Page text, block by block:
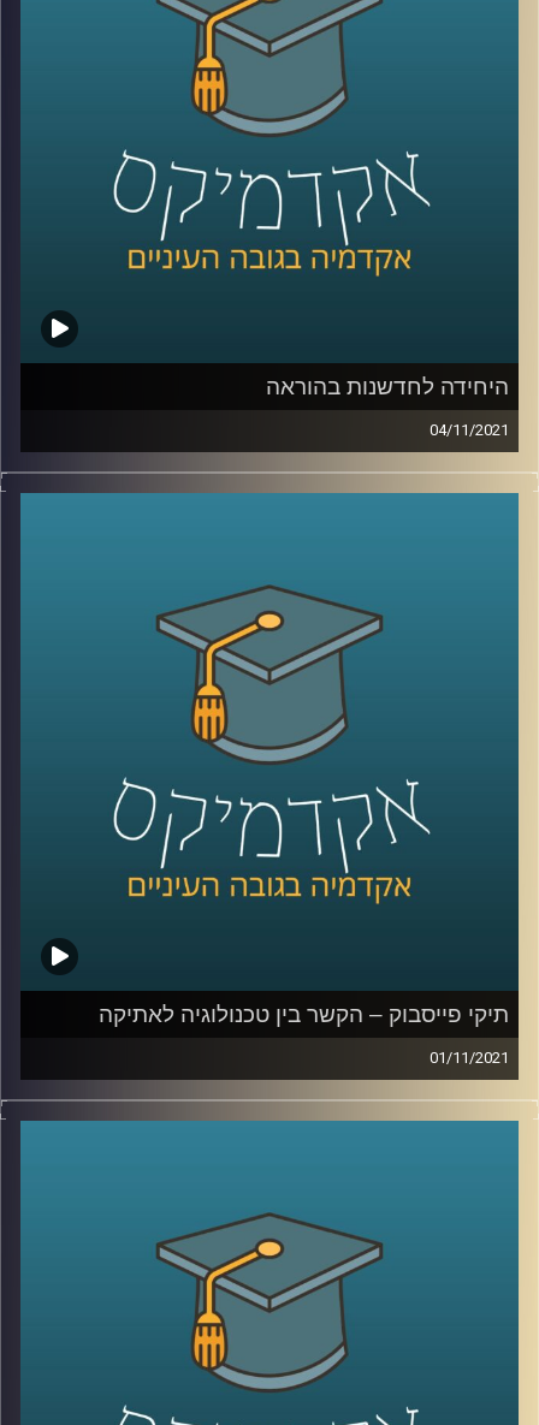
רייכמן מספר על ההשפעות של הקורונה על הלמידה, האם
הקורונה הובילה לשינוי חיובי או שלילי באקדמיה ומה
מהשינויים שנעשו כהתאמות למצאת אך "כאן כדי להישאר".
לשיחה על היחידה לחדשנות בהוראה – לחצו כאן
לשיחה על למידת העתיד – לחצו כאן
היחידה לחדשנות בהוראה
04/11/2021
בשנים האחרונות, עם כניסת הטכנולוגיה לחיינו, חלו שינויים
משמעותיים בכל תחומי החיים: אנחנו מנהלים שיחות ארוכות
נפתרות בלחיצת כפתור. בעוד שוק העבודה משתנה בכל רגע,
נדמה שהאקדמיה, שאמורה להכשיר את בוגריה להתאים לשוק
זה, קופאת על שמריה.
בפרק הזה נדבר עם עידן אלמוג, ראש היחידה לחדשנות
בהוראה על פעילות היחידה, ההתאמות שנעשות באוניברסיטת
ריכמן להכנת הבוגרים לעולם התעסוקה החדש וכיצד הופכים
את הליך הלמידה למשמעותי יותר.
לשיחה על למידה בימי קורונה –לחצו כאן
קרדיט תמונות:AudioVersity
תיקי פייסבוק – הקשר בין טכנולוגיה לאתיקה
01/11/2021
פיסבוק העדיפה למקסם את רווחיה על פני בטיחות
בשיחה עם ד"ר אביב גאון, מנהל בית הספר הארי רדזינר
למשפטים ומומחה למשפט וטכנולוגיה, נדבר על החובה
החוקית והמוסרית של ענקיות הטכנולוגיה ועל נקודות המפגש
של תחום האתיקה עם תחום הטכנולוגיה.
לשיחה עם ד"ר אביב גאון על הקשר בין משפט וטכנולוגיה –